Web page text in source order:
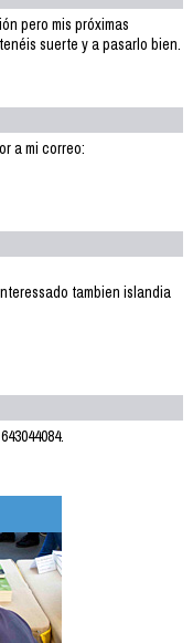
pero mis próximas
suerte y a pasarlo bien.
a mi correo:
tambien islandia